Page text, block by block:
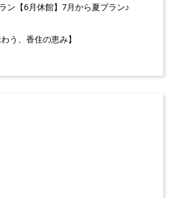
ン【6月休館】7月から夏プラン♪
う、香住の恵み】